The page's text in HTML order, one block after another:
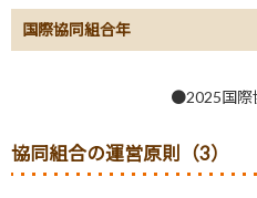
国際協同組合年
●2025国際
協同組合の運営原則（3）